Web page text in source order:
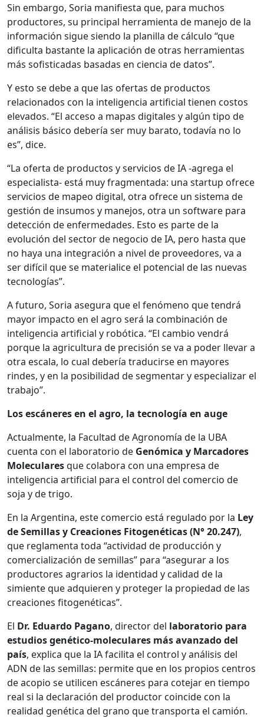
Sin embargo, Soria manifiesta que, para muchos
productores, su principal herramienta de manejo de la
información sigue siendo la planilla de cálculo “que
dificulta bastante la aplicación de otras herramientas
más sofisticadas basadas en ciencia de datos”.
Y esto se debe a que las ofertas de productos
relacionados con la inteligencia artificial tienen costos
elevados. “El acceso a mapas digitales y algún tipo de
análisis básico debería ser muy barato, todavía no lo
es”, dice.
“La oferta de productos y servicios de IA -agrega el
especialista- está muy fragmentada: una startup ofrece
servicios de mapeo digital, otra ofrece un sistema de
gestión de insumos y manejos, otra un software para
detección de enfermedades. Esto es parte de la
evolución del sector de negocio de IA, pero hasta que
no haya una integración a nivel de proveedores, va a
ser difícil que se materialice el potencial de las nuevas
tecnologías”.
A futuro, Soria asegura que el fenómeno que tendrá
mayor impacto en el agro será la combinación de
inteligencia artificial y robótica. “El cambio vendrá
porque la agricultura de precisión se va a poder llevar a
otra escala, lo cual debería traducirse en mayores
rindes, y en la posibilidad de segmentar y especializar el
trabajo”.
Los escáneres en el agro, la tecnología en auge
Actualmente, la Facultad de Agronomía de la UBA
cuenta con el laboratorio de Genómica y Marcadores
Molecularesque colabora con una empresa de
inteligencia artificial para el control del comercio de
soja y de trigo.
En la Argentina, este comercio está regulado por la Ley
de Semillas y Creaciones Fitogenéticas (N° 20.247),
que reglamenta toda “actividad de producción y
comercialización de semillas” para “asegurar a los
productores agrarios la identidad y calidad de la
simiente que adquieren y proteger la propiedad de las
creaciones fitogenéticas”.
El Dr. Eduardo Pagano, director del laboratorio para
estudios genético-moleculares más avanzado del
país, explica que la IA facilita el control y análisis del
ADN de las semillas: permite que en los propios centros
de acopio se utilicen escáneres para cotejar en tiempo
real si la declaración del productor coincide con la
realidad genética del grano que transporta el camión.